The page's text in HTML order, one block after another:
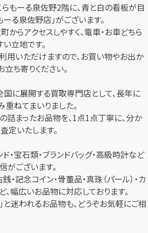
もーる泉佐野2階に、青と白の看板が目
る泉佐野店」がございます。
からアクセスしやすく、電車・お車どちら
立地です。
用いただけますので、お買い物やお出か
ち寄りください。
国に展開する買取専門店として、長年に
ねてまいりました。
まったお品物を、1点1点丁寧に、分か
定いたします。
・宝石類・ブランドバッグ・高級時計など
ございます。
・記念コイン・骨董品・真珠（パール）・カ
、幅広いお品物に対応しております。
と迷われるお品物も、どうぞお気軽にご相